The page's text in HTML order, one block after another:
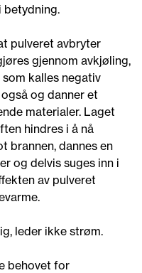
betydning.
pulveret avbryter
gjennom avkjøling,
kalles negativ
og danner et
materialer. Laget
hindres i å nå
brannen, dannes en
og delvis suges inn i
av pulveret
leder ikke strøm.
behovet for